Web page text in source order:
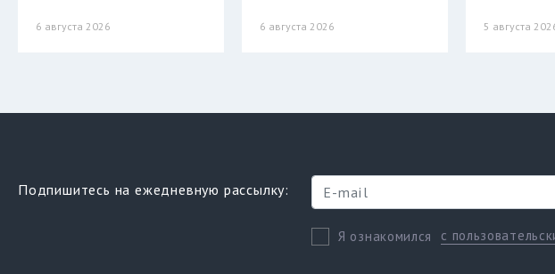
6 августа 2026 6 августа 2026 5 августа
Подпишитесь на ежедневную рассылку:
Я ознакомился с